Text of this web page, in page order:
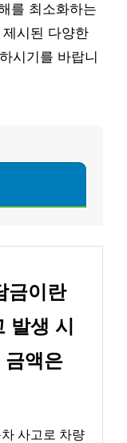
를 최소화하는
시된 다양한
시기를 바랍니
금이란
발생 시
금액은
사고로 차량